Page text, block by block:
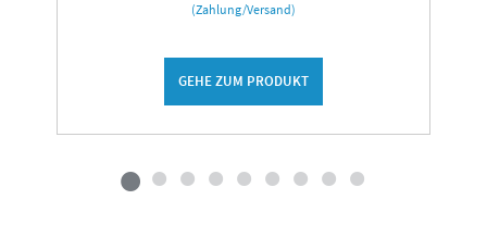
(Zahlung/Versand)
GEHE ZUM PRODUKT